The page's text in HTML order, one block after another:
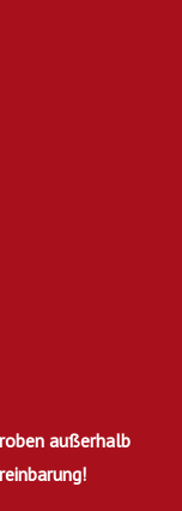
außerhalb